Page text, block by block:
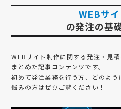
WEBサ
の発注の基
WEBサイト制作に関する発注・見
まとめた記事コンテンツです。
初めて発注業務を行う方、どのよ
悩みの方はぜひご覧ください！